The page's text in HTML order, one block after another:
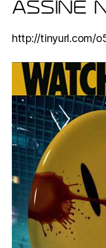
ASSINE
http://tinyurl.com/